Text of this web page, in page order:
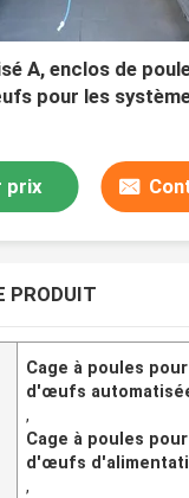
A, enclos de
pour les
prix
PRODUIT
Cage à poules
d'œufs
,
Cage à poules
d'œufs
,